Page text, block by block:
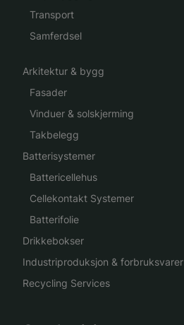
Transport
Samferdsel
Arkitektur & bygg
Fasader
Vinduer & solskjerming
Takbelegg
Batterisystemer
Battericellehus
Cellekontakt Systemer
Batterifolie
Drikkebokser
Industriproduksjon & forbruksvarer
Recycling Services